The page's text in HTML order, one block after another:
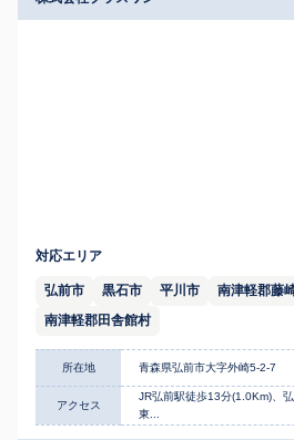
対応エリア
弘前市 黒石市 平川市 南津軽郡藤
南津軽郡田舎館村
所在地 青森県弘前市大字外崎5-2-7
アクセス
JR弘前駅徒歩13分(1.0Km)、
東...